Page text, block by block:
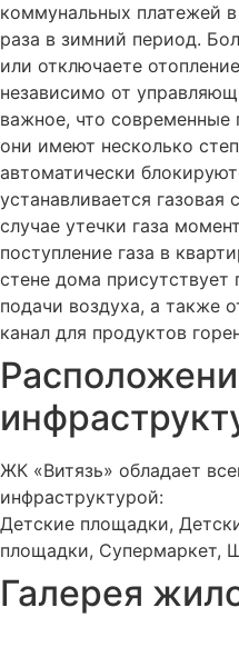
коммунальных платежей
раза в зимний период.
или отключаете
независимо от
важное, что современные
они имеют несколько
автоматически
устанавливается газовая
случае утечки газа
поступление газа в
стене дома присутствует
подачи воздуха, а также
канал для продуктов
ЖК «Витязь» обладает
инфраструктурой:
Детские площадки,
площадки, Супермаркет,
Галерея